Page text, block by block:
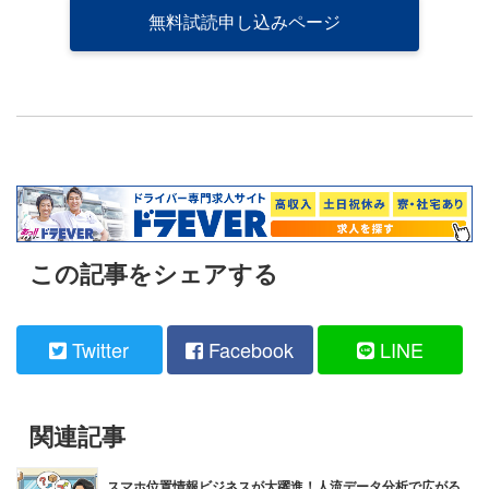
無料試読申し込みページ
この記事をシェアする
Twitter Facebook LINE
関連記事